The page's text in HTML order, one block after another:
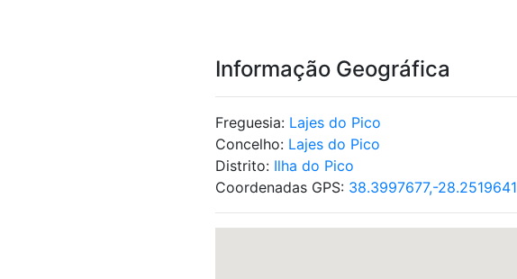
Informação Geográfica
Freguesia: Lajes do Pico
Concelho: Lajes do Pico
Distrito: Ilha do Pico
Coordenadas GPS: 38.3997677,-28.2519641